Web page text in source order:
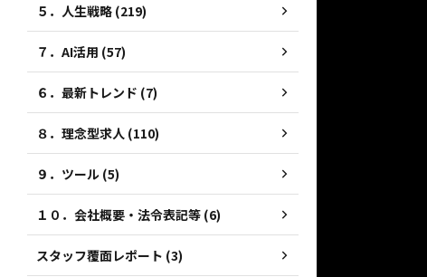
５．人生戦略 (219)
７．AI活用 (57)
６．最新トレンド (7)
８．理念型求人 (110)
９．ツール (5)
１０．会社概要・法令表記等 (6)
スタッフ覆面レポート (3)